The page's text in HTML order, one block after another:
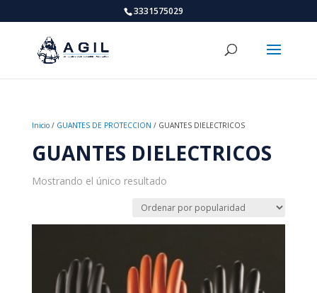
3331575029
Inicio/ GUANTES DE PROTECCION / GUANTES DIELECTRICOS
GUANTES DIELECTRICOS
Mostrando el único resultado